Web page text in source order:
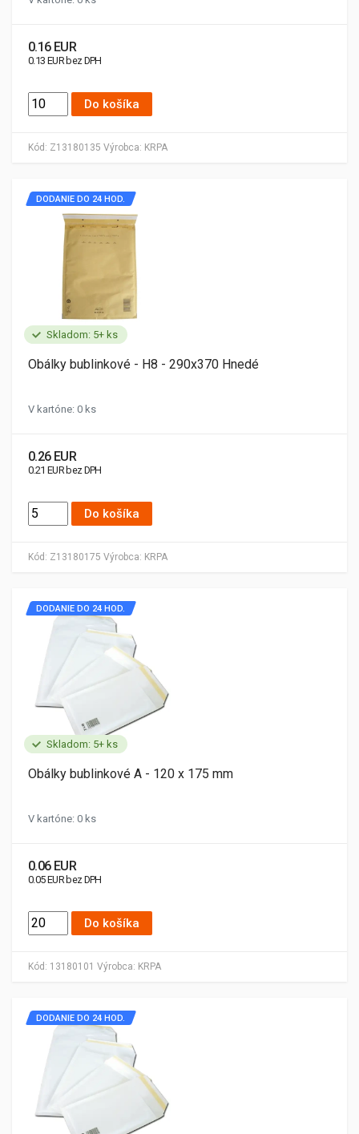
Kód: Z13180135 Výrobca: KRPA
0.16 EUR
0.13 EUR bez DPH
Do košíka
Skladom: 5+ ks
Kód: Z13180175 Výrobca: KRPA
DODANIE DO 24 HOD.
Obálky bublinkové - H8 - 290x370 Hnedé
V kartóne: 0 ks
0.26 EUR
0.21 EUR bez DPH
Do košíka
Skladom: 5+ ks
Kód: 13180101 Výrobca: KRPA
DODANIE DO 24 HOD.
Obálky bublinkové A - 120 x 175 mm
V kartóne: 0 ks
0.06 EUR
0.05 EUR bez DPH
Do košíka
DODANIE DO 24 HOD.